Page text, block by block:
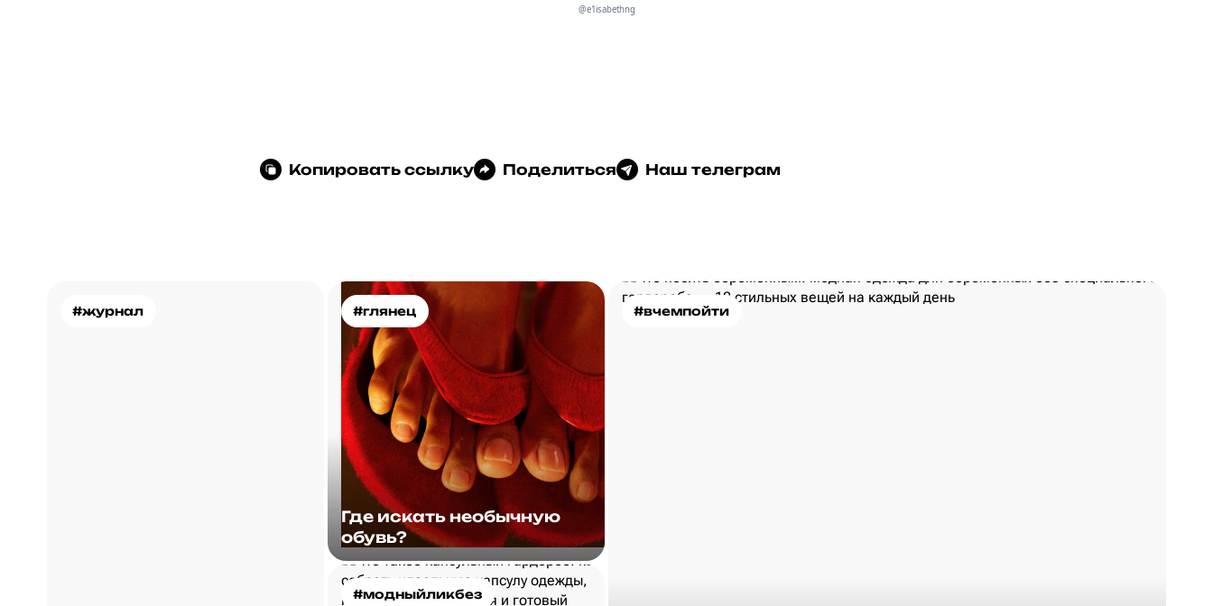
@e1isabethng
Копировать ссылку Поделиться Наш телеграм
#журнал #глянец
Где искать необычную
обувь?
#вчемпойти
#модныйликбез